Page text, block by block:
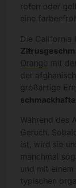
roten oder
eine
Die California
Orange mit
der
großartige
Während des
Geruch.
ist, wird sie
manchmal
und mit einem
typischen